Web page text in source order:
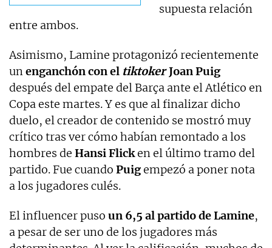
supuesta relación
entre ambos.
Asimismo, Lamine protagonizó recientemente
unenganchón con el tiktokerJoan Puig
después del empate del Barça ante el Atlético en
Copa este martes. Y es que al finalizar dicho
duelo, el creador de contenido se mostró muy
crítico tras ver cómo habían remontado a los
hombres de Hansi Flicken el último tramo del
partido. Fue cuando Puigempezó a poner nota
a los jugadores culés.
El influencer puso un 6,5 al partido de Lamine,
a pesar de ser uno de los jugadores más